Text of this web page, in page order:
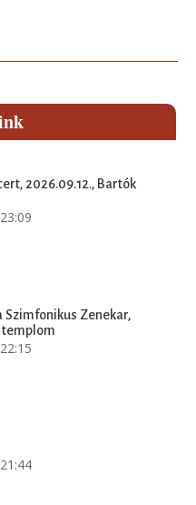
2026.09.12., Bartók
Szimfonikus Zenekar,
templom